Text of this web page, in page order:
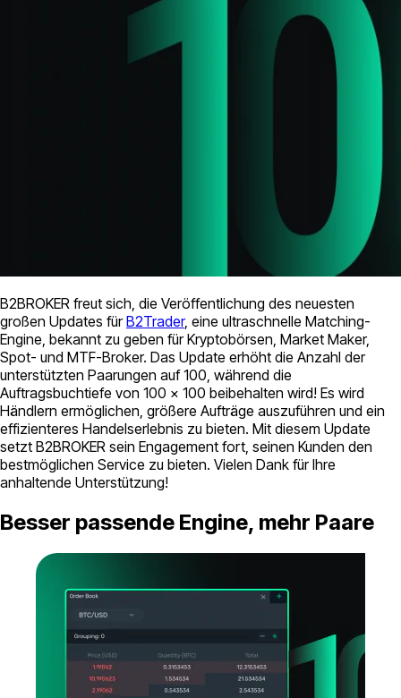
B2BROKER freut sich, die Veröffentlichung des neuesten
großen Updates fürB2Trader, eine ultraschnelle Matching-
Engine, bekannt zu geben für Kryptobörsen, Market Maker,
Spot- und MTF-Broker. Das Update erhöht die Anzahl der
unterstützten Paarungen auf 100, während die
Auftragsbuchtiefe von 100 x 100 beibehalten wird! Es wird
Händlern ermöglichen, größere Aufträge auszuführen und ein
effizienteres Handelserlebnis zu bieten. Mit diesem Update
setzt B2BROKER sein Engagement fort, seinen Kunden den
bestmöglichen Service zu bieten. Vielen Dank für Ihre
anhaltende Unterstützung!
Besser passende Engine, mehr Paare